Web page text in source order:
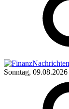
Sonntag, 09.08.2026